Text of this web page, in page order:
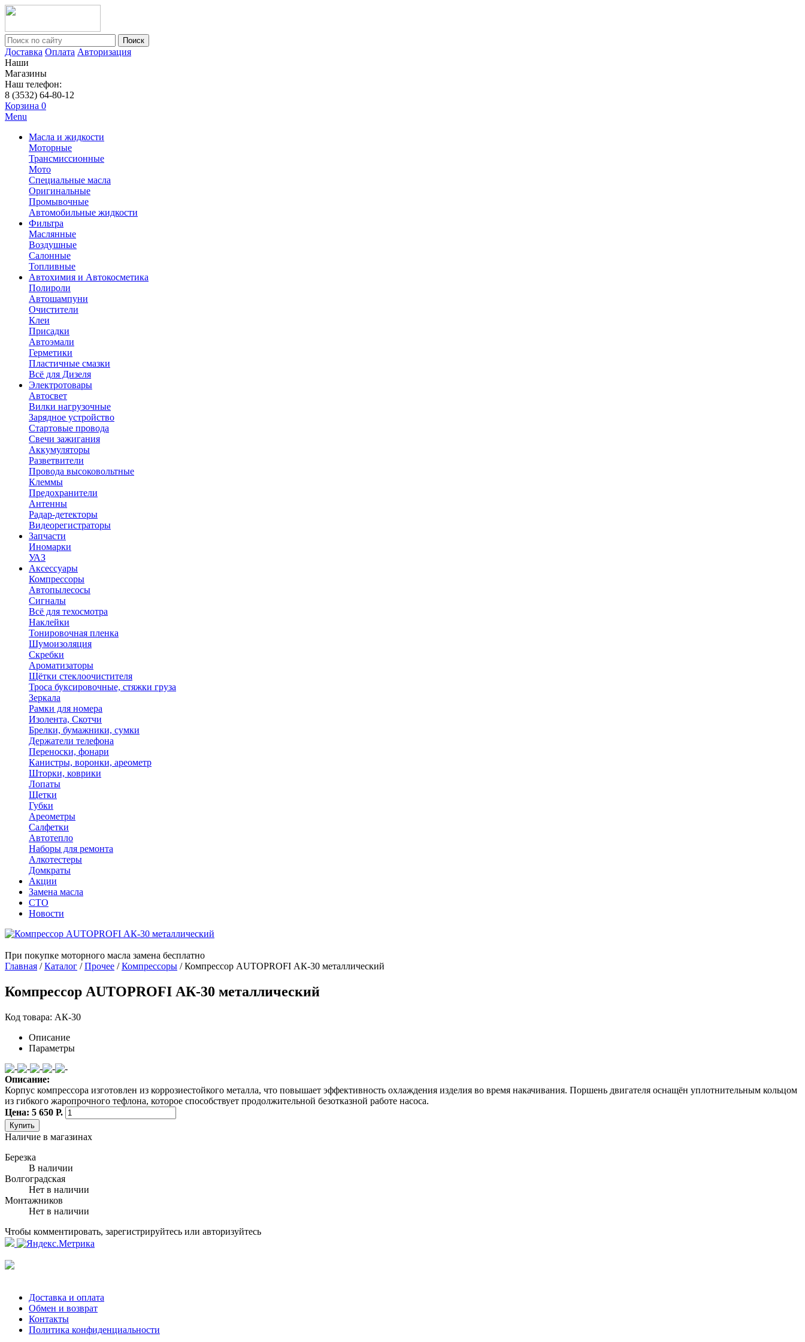
Поиск
Доставка Оплата Авторизация
Наши
Магазины
Наш телефон:
8 (3532) 64-80-12
Корзина 0
Menu
Масла и жидкости
Моторные
Трансмиссионные
Мото
Специальные масла
Оригинальные
Промывочные
Автомобильные жидкости
Фильтра
Маслянные
Воздушные
Салонные
Топливные
Автохимия и Автокосметика
Полироли
Автошампуни
Очистители
Клеи
Присадки
Автоэмали
Герметики
Пластичные смазки
Всё для Дизеля
Электротовары
Автосвет
Вилки нагрузочные
Зарядное устройство
Стартовые провода
Свечи зажигания
Аккумуляторы
Разветвители
Провода высоковольтные
Клеммы
Предохранители
Антенны
Радар-детекторы
Видеорегистраторы
Запчасти
Иномарки
УАЗ
Аксесcуары
Компрессоры
Автопылесосы
Сигналы
Всё для техосмотра
Наклейки
Тонировочная пленка
Шумоизоляция
Скребки
Ароматизаторы
Щётки стеклоочистителя
Троса буксировочные, стяжки груза
Зеркала
Рамки для номера
Изолента, Скотчи
Брелки, бумажники, сумки
Держатели телефона
Переноски, фонари
Канистры, воронки, ареометр
Шторки, коврики
Лопаты
Щетки
Губки
Ареометры
Салфетки
Автотепло
Наборы для ремонта
Алкотестеры
Домкраты
Акции
Замена масла
СТО
Новости
При покупке моторного масла замена бесплатно
Главная /Каталог /Прочее /Компрессоры /Компрессор AUTOPROFI АК-30 металлический
Компрессор AUTOPROFI АК-30 металлический
Код товара: АК-30
Описание
Параметры
Описание:
Корпус компрессора изготовлен из коррозиестойкого металла, что повышает эффективность охлаждения изделия во время накачивания. Поршень двигателя оснащён уплотнительным кольцом
из гибкого жаропрочного тефлона, которое способствует продолжительной безотказной работе насоса.
Цена: 5 650 Р.
Купить
Наличие в магазинах
Березка
В наличии
Волгоградская
Нет в наличии
Монтажников
Нет в наличии
Чтобы комментировать, зарегистрируйтесь или авторизуйтесь
Доставка и оплата
Обмен и возврат
Контакты
Политика конфиденциальности